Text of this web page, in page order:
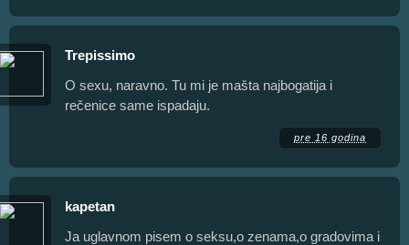
Trepissimo
O sexu, naravno. Tu mi je mašta najbogatija i
rečenice same ispadaju.
pre 16 godina
kapetan
Ja uglavnom pisem o seksu,o zenama,o gradovima i